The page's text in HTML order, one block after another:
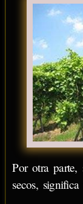
Por otra parte,
secos,